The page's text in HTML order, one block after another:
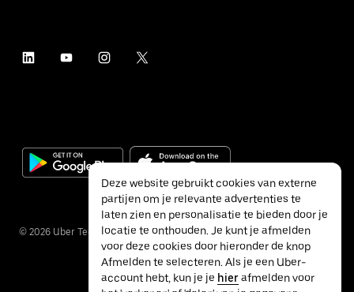
© 2026 Uber Technologies Inc.
Deze website gebruikt cookies van externe
partijen om je relevante advertenties te
laten zien en personalisatie te bieden door je
locatie te onthouden. Je kunt je afmelden
voor deze cookies door hieronder de knop
Afmelden te selecteren. Als je een Uber-
account hebt, kun je je hierafmelden voor